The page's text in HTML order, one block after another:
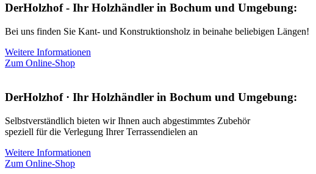
DerHolzhof - Ihr Holzhändler in Bochum und Umgebung:
Bei uns finden Sie Kant- und Konstruktionsholz in beinahe beliebigen Längen!
Weitere Informationen
Zum Online-Shop
DerHolzhof · Ihr Holzhändler in Bochum und Umgebung:
Selbstverständlich bieten wir Ihnen auch abgestimmtes Zubehör
speziell für die Verlegung Ihrer Terrassendielen an
Weitere Informationen
Zum Online-Shop